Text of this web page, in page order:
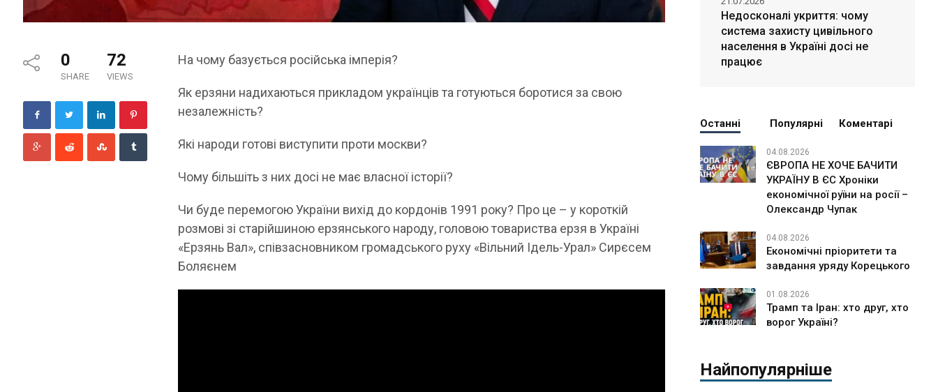
0
SHARE
72
VIEWS
На чому базується російська імперія?
Як ерзяни надихаються прикладом українців та готуються боротися за свою
незалежність?
Які народи готові виступити проти москви?
Чому більшіть з них досі не має власної історії?
Чи буде перемогою України вихід до кордонів 1991 року? Про це – у короткій
розмові зі старійшиною ерзянського народу, головою товариства ерзя в Україні
«Ерзянь Вал», співзасновником громадського руху «Вільний Ідель-Урал» Сирєсем
Боляєнем
Недосконалі укриття: чому
система захисту цивільного
населення в Україні досі не
працює
Останні Популярні Коментарі
04.08.2026
ЄВРОПА НЕ ХОЧЕ БАЧИТИ
УКРАЇНУ В ЄС Хроніки
економічної руїни на росії –
Олександр Чупак
04.08.2026
Економічні пріоритети та
завдання уряду Корецького
01.08.2026
Трамп та Іран: хто друг, хто
ворог Україні?
Найпопулярніше